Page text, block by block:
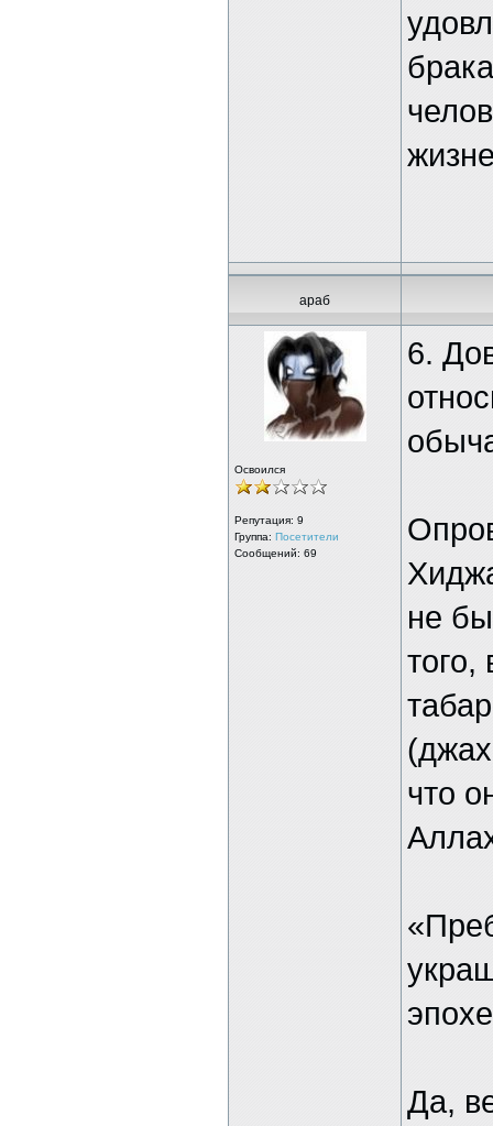
араб
Освоился
Репутация: 9
Группа: Посетители
Сообщений: 69
6.
не
что
Да,